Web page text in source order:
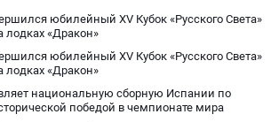
фанатами
юбилейный XV Кубок «Русского Света»
лодках «Дракон»
юбилейный XV Кубок «Русского Света»
лодках «Дракон»
национальную сборную Испании по
победой в чемпионате мира